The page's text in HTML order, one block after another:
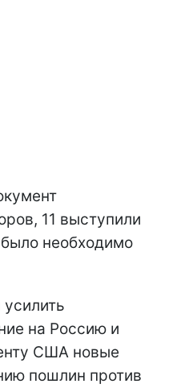
11 выступили
необходимо
на Россию и
США новые
пошлин против